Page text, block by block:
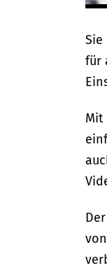
Sie
für
Mit